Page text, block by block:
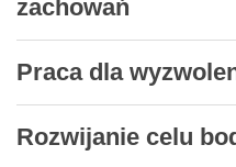
zachowań
Praca dla
Rozwijanie celu